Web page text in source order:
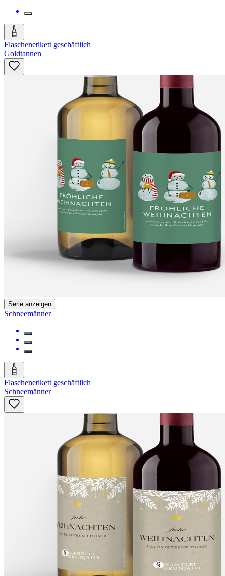
Flaschenetikett geschäftlich
Goldtannen
Serie anzeigen
Schneemänner
Flaschenetikett geschäftlich
Schneemänner